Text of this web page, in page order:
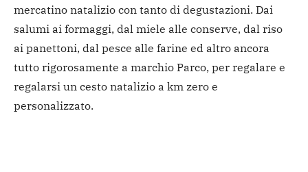
mercatino natalizio con tanto di degustazioni. Dai
salumi ai formaggi, dal miele alle conserve, dal riso
ai panettoni, dal pesce alle farine ed altro ancora
tutto rigorosamente a marchio Parco, per regalare e
regalarsi un cesto natalizio a km zero e
personalizzato.